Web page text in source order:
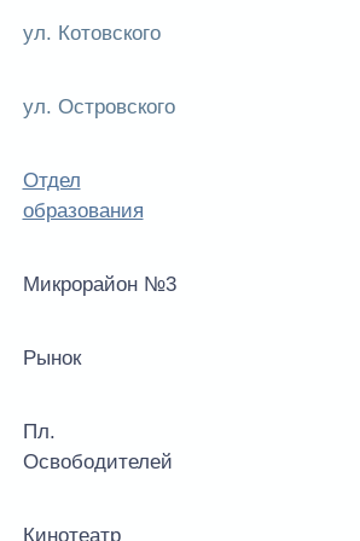
ул. Котовского
ул. Островского
Отдел
образования
Микрорайон №3
Рынок
Пл.
Освободителей
Кинотеатр